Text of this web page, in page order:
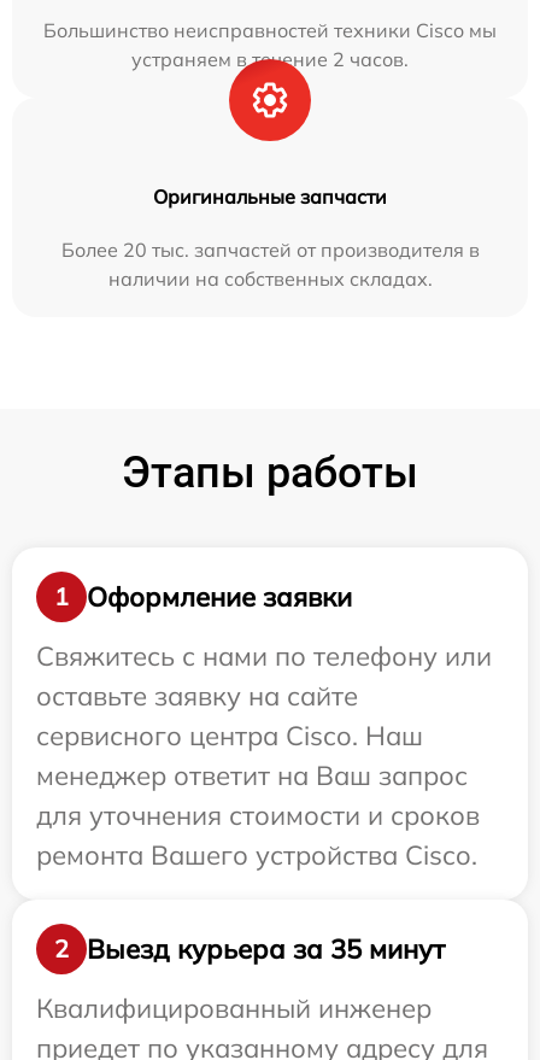
Большинство неисправностей техники Cisco мы
устраняем в течение 2 часов.
Оригинальные запчасти
Более 20 тыс. запчастей от производителя в
наличии на собственных складах.
Этапы работы
1
Оформление заявки
Свяжитесь с нами по телефону или
оставьте заявку на сайте
сервисного центра Cisco. Наш
менеджер ответит на Ваш запрос
для уточнения стоимости и сроков
ремонта Вашего устройства Cisco.
2
Выезд курьера за 35 минут
Квалифицированный инженер
приедет по указанному адресу для